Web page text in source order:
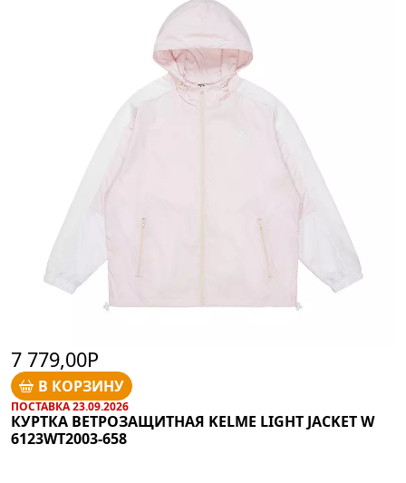
7 779,00Р
В КОРЗИНУ
ПОСТАВКА 23.09.2026
КУРТКА ВЕТРОЗАЩИТНАЯ KELME LIGHT JACKET W
6123WT2003-658